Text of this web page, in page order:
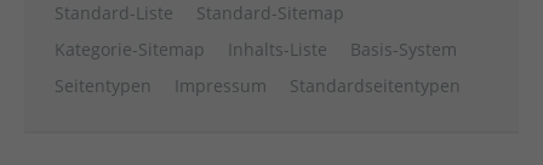
Standard-Liste
Standard-Sitemap
Kategorie-Sitemap
Inhalts-Liste
Basis-System
Seitentypen
Impressum Standardseitentypen